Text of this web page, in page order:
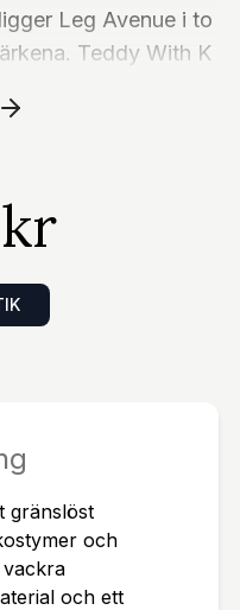
Leg Avenue i to
Teddy With K
gränslöst
och
och ett